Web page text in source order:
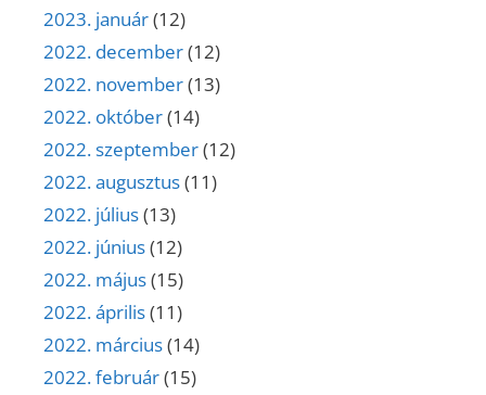
2023. január(12)
2022. december(12)
2022. november(13)
2022. október(14)
2022. szeptember(12)
2022. augusztus(11)
2022. július(13)
2022. június(12)
2022. május(15)
2022. április(11)
2022. március(14)
2022. február(15)